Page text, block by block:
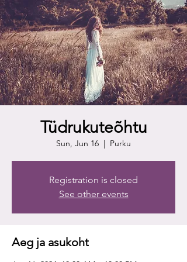
Tüdrukuteõhtu
Sun, Jun 16
  |
Purku
Registration is closed
See other events
Aeg ja asukoht